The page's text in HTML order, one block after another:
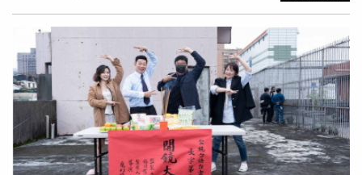
是戲劇類的參與，先把生活費跟房租搞定。」不是科班出
身、也沒有抱著「當藝人就要怎樣怎樣」的絕對，Darren就
是很純粹的把心胸打開，反正以前都沒接觸過，就試試看。
（圖／莊立人攝）「其實我滿抱持著一切都是開放的一個態
度，喜歡的話這個可以嘗試一下，那個有趣也可以來玩一
下，就像演戲、唱歌，是我以前從來沒有嘗試過的，接觸了
唱歌之後發現還滿好玩的，因為自己平常也滿喜歡唱歌的，
到接觸演戲之後也發現其實也滿不一樣的人生，我可以藉由